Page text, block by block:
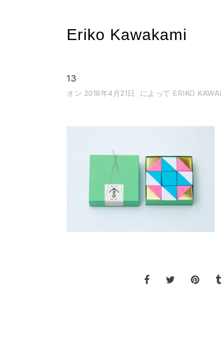
Eriko Kawakami
13
オン 2018年4月21日 によって ERIKO